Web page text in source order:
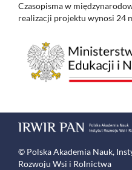
Czasopisma w
realizacji projektu wynosi 24
© Polska Akademia Nauk,
Rozwoju Wsi i Rolnictwa